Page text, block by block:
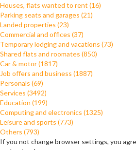
Houses, flats wanted to rent (16)
Parking seats and garages (21)
Landed properties (23)
Commercial and offices (37)
Temporary lodging and vacations (73)
Shared flats and roomates (850)
Car & motor (1817)
Job offers and business (1887)
Personals (69)
Services (3492)
Education (199)
Computing and electronics (1325)
Leisure and sports (773)
Others (793)
If you not change browser settings, you